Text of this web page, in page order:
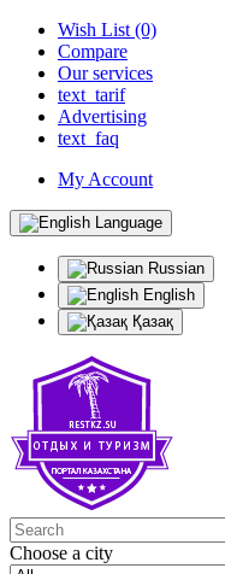
Wish List (0)
Compare
Our services
text_tarif
Advertising
text_faq
My Account
Language
Russian
English
Қазақ
Choose a city